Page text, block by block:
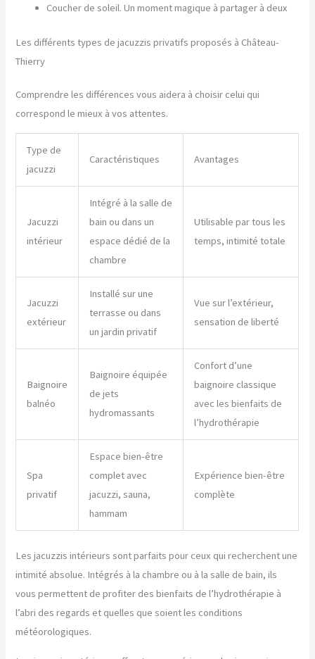
Coucher de soleil. Un moment magique à partager à deux
Les différents types de jacuzzis privatifs proposés à Château-
Thierry
Comprendre les différences vous aidera à choisir celui qui
correspond le mieux à vos attentes.
Type de
jacuzzi
Caractéristiques Avantages
Jacuzzi
intérieur
Intégré à la salle de
bain ou dans un
espace dédié de la
chambre
Utilisable par tous les
temps, intimité totale
Jacuzzi
extérieur
Installé sur une
terrasse ou dans
un jardin privatif
Vue sur l’extérieur,
sensation de liberté
Baignoire
balnéo
Baignoire équipée
de jets
hydromassants
Confort d’une
baignoire classique
avec les bienfaits de
l’hydrothérapie
Spa
privatif
Espace bien-être
complet avec
jacuzzi, sauna,
hammam
Expérience bien-être
complète
Les jacuzzis intérieurs sont parfaits pour ceux qui recherchent une
intimité absolue. Intégrés à la chambre ou à la salle de bain, ils
vous permettent de profiter des bienfaits de l’hydrothérapie à
l’abri des regards et quelles que soient les conditions
météorologiques.